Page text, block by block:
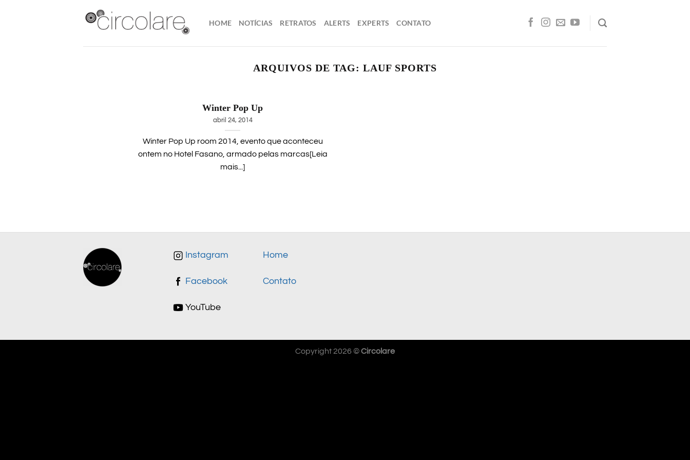
HOME NOTÍCIAS RETRATOS ALERTS EXPERTS CONTATO
ARQUIVOS DE TAG:LAUF SPORTS
Winter Pop Up
abril 24, 2014
Winter Pop Up room 2014, evento que aconteceu
ontem no Hotel Fasano, armado pelas marcas[Leia
mais...]
Instagram
Facebook
YouTube
Home
Contato
Copyright 2026 ©Circolare